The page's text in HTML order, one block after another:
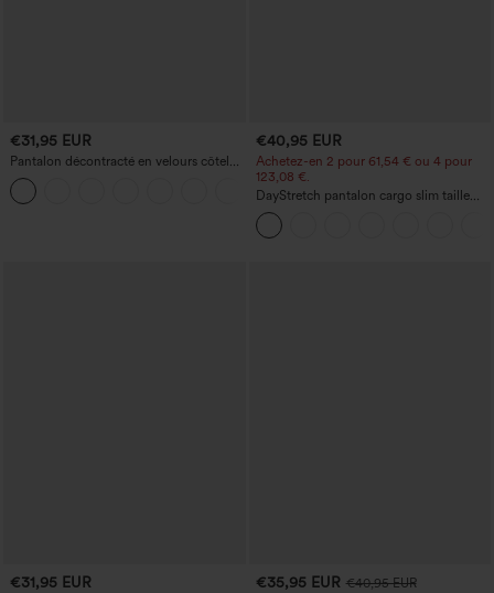
€31,95 EUR
Pantalon décontracté en velours côtelé,
taille mi-haute, poche zippée
+7
€40,95 EUR
Achetez-en 2 pour 61,54 € ou 4 pour
123,08 €.
DayStretch pantalon cargo slim taille
haute, poches zippées, uni
€31,95 EUR €35,95 EUR €40,95 EUR